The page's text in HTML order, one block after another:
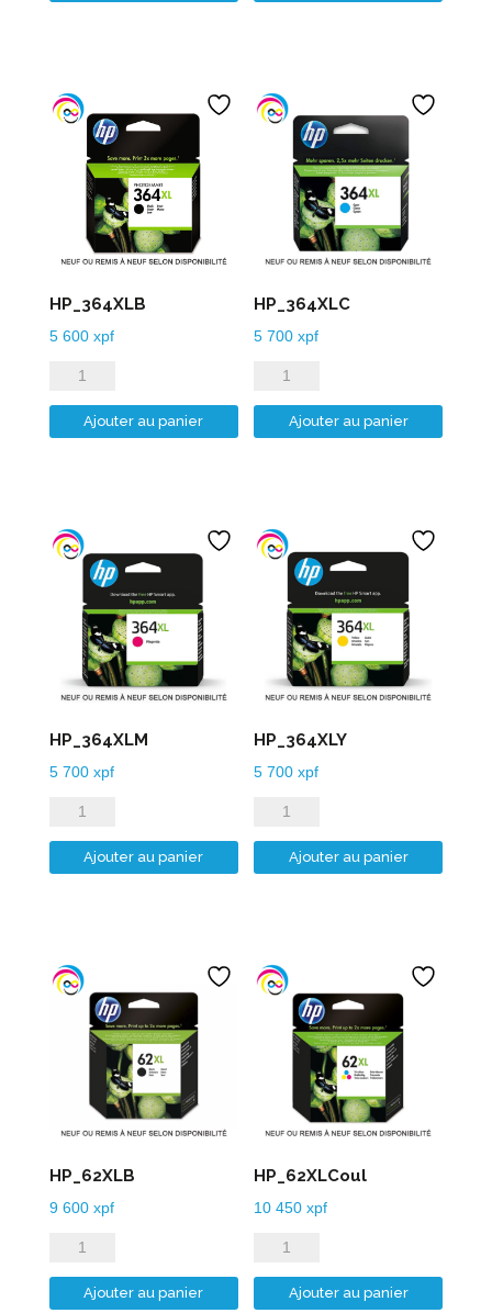
HP_364XLB
5 600 xpf
quantité
de
HP_364XLB
Ajouter au panier
HP_364XLC
5 700xpf
quantité
de
HP_364XLC
Ajouter au panier
HP_364XLM
5 700 xpf
quantité
de
HP_364XLM
Ajouter au panier
HP_364XLY
5 700xpf
quantité
de
HP_364XLY
Ajouter au panier
HP_62XLB
9 600 xpf
quantité
de
HP_62XLB
Ajouter au panier
HP_62XLCoul
10 450xpf
quantité
de
HP_62XLCoul
Ajouter au panier